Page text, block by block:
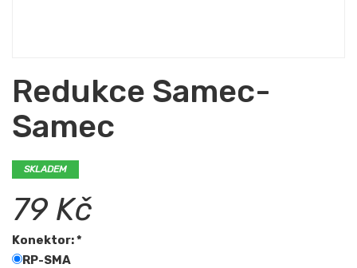
Redukce Samec-
Samec
SKLADEM
79 Kč
Konektor: *
RP-SMA